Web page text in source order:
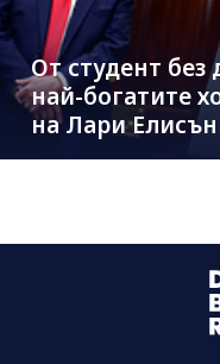
От студент
най-богатите
на Лари Елисън